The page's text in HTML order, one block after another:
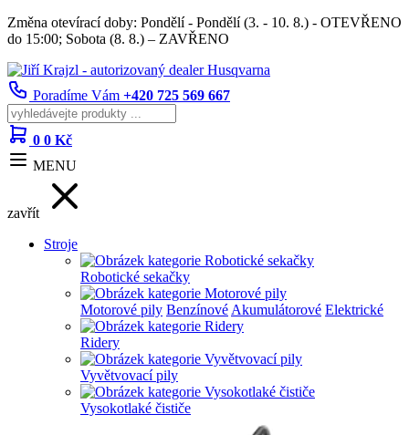
Změna otevírací doby: Pondělí - Pondělí (3. - 10. 8.) - OTEVŘENO
do 15:00; Sobota (8. 8.) – ZAVŘENO
Poradíme Vám +420 725 569 667
0 0 Kč
MENU
zavřít
Stroje
Robotické sekačky
Motorové pily Benzínové Akumulátorové Elektrické
Ridery
Vyvětvovací pily
Vysokotlaké čističe